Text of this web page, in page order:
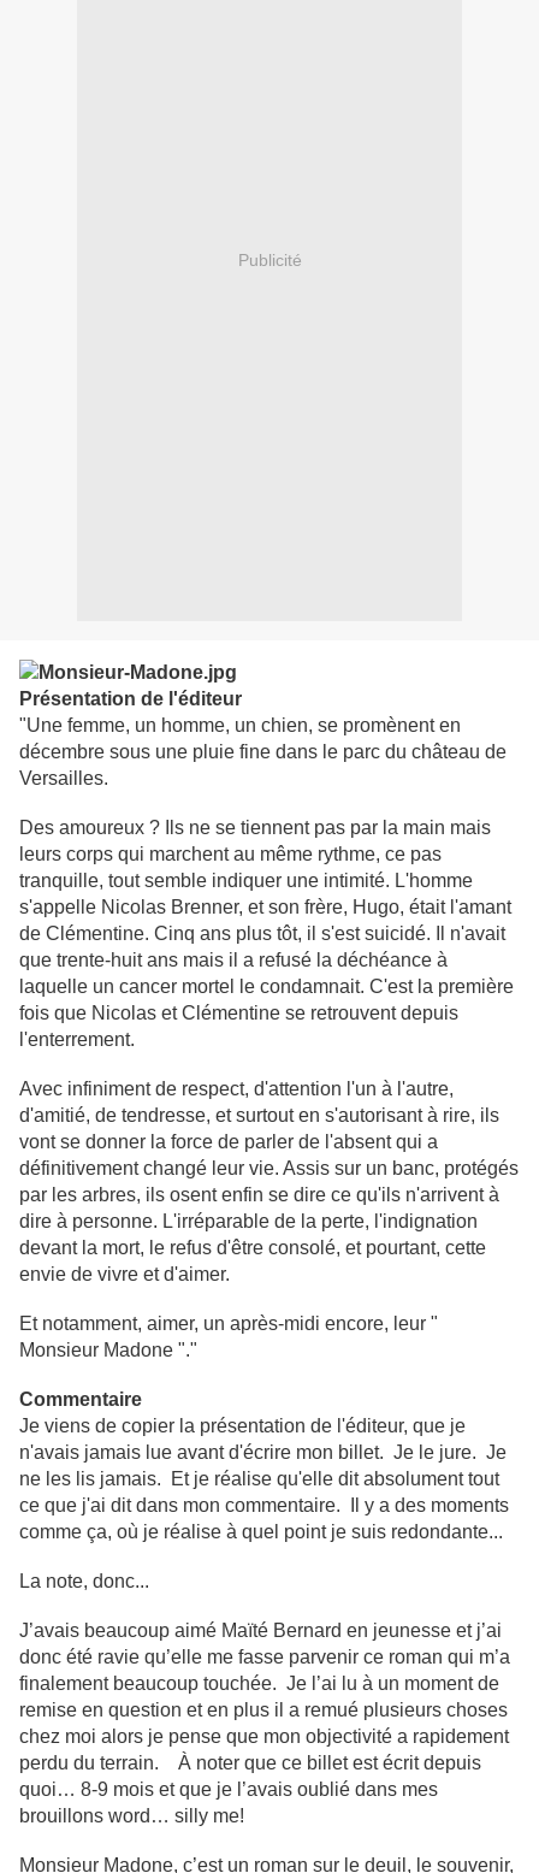
Publicité
Présentation de l'éditeur
"Une femme, un homme, un chien, se promènent en
décembre sous une pluie fine dans le parc du château de
Versailles.
Des amoureux ? Ils ne se tiennent pas par la main mais
leurs corps qui marchent au même rythme, ce pas
tranquille, tout semble indiquer une intimité. L'homme
s'appelle Nicolas Brenner, et son frère, Hugo, était l'amant
de Clémentine. Cinq ans plus tôt, il s'est suicidé. Il n'avait
que trente-huit ans mais il a refusé la déchéance à
laquelle un cancer mortel le condamnait. C'est la première
fois que Nicolas et Clémentine se retrouvent depuis
l'enterrement.
Avec infiniment de respect, d'attention l'un à l'autre,
d'amitié, de tendresse, et surtout en s'autorisant à rire, ils
vont se donner la force de parler de l'absent qui a
définitivement changé leur vie. Assis sur un banc, protégés
par les arbres, ils osent enfin se dire ce qu'ils n'arrivent à
dire à personne. L'irréparable de la perte, l'indignation
devant la mort, le refus d'être consolé, et pourtant, cette
envie de vivre et d'aimer.
Et notamment, aimer, un après-midi encore, leur "
Monsieur Madone "."
Commentaire
Je viens de copier la présentation de l'éditeur, que je
n'avais jamais lue avant d'écrire mon billet. Je le jure. Je
ne les lis jamais. Et je réalise qu'elle dit absolument tout
ce que j'ai dit dans mon commentaire. Il y a des moments
comme ça, où je réalise à quel point je suis redondante...
La note, donc...
J’avais beaucoup aimé Maïté Bernard en jeunesse et j’ai
donc été ravie qu’elle me fasse parvenir ce roman qui m’a
finalement beaucoup touchée. Je l’ai lu à un moment de
remise en question et en plus il a remué plusieurs choses
chez moi alors je pense que mon objectivité a rapidement
perdu du terrain. À noter que ce billet est écrit depuis
quoi… 8-9 mois et que je l’avais oublié dans mes
brouillons word… silly me!
Monsieur Madone, c’est un roman sur le deuil, le souvenir,